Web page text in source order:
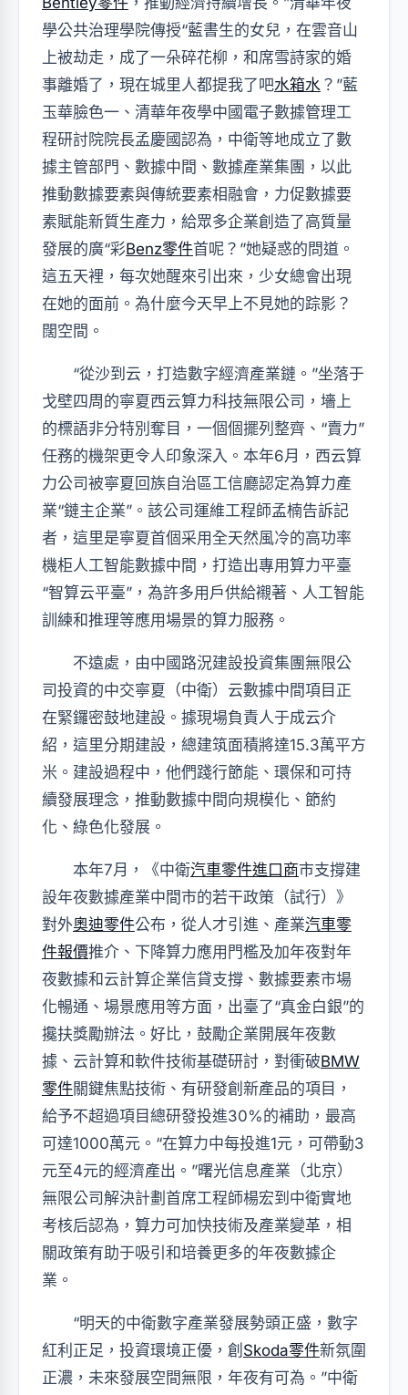
學公共治理學院傳授“藍書生的女兒，在雲音山
上被劫走，成了一朵碎花柳，和席雪詩家的婚
事離婚了，現在城里人都提我了吧水箱水 ？”藍
玉華臉色一、清華年夜學中國電子數據管理工
程研討院院長孟慶國認為，中衛等地成立了數
據主管部門、數據中間、數據產業集團，以此
推動數據要素與傳統要素相融會，力促數據要
素賦能新質生產力，給眾多企業創造了高質量
發展的廣“彩Benz零件首呢？”她疑惑的問道。
這五天裡，每次她醒來引出來，少女總會出現
在她的面前。為什麼今天早上不見她的踪影？
闊空間。
“從沙到云，打造數字經濟產業鏈。”坐落于
戈壁四周的寧夏西云算力科技無限公司，墻上
的標語非分特別奪目，一個個擺列整齊、“賣力”
任務的機架更令人印象深入。本年6月，西云算
力公司被寧夏回族自治區工信廳認定為算力產
業“鏈主企業”。該公司運維工程師孟楠告訴記
者，這里是寧夏首個采用全天然風冷的高功率
機柜人工智能數據中間，打造出專用算力平臺
“智算云平臺”，為許多用戶供給襯著、人工智能
訓練和推理等應用場景的算力服務。
不遠處，由中國路況建設投資集團無限公
司投資的中交寧夏（中衛）云數據中間項目正
在緊鑼密鼓地建設。據現場負責人于成云介
紹，這里分期建設，總建筑面積將達15.3萬平方
米。建設過程中，他們踐行節能、環保和可持
續發展理念，推動數據中間向規模化、節約
化、綠色化發展。
本年7月，《中衛汽車零件進口商市支撐建
設年夜數據產業中間市的若干政策（試行）》
對外奧迪零件公布，從人才引進、產業汽車零
件報價推介、下降算力應用門檻及加年夜對年
夜數據和云計算企業信貸支撐、數據要素市場
化暢通、場景應用等方面，出臺了“真金白銀”的
攙扶獎勵辦法。好比，鼓勵企業開展年夜數
據、云計算和軟件技術基礎研討，對衝破BMW
零件關鍵焦點技術、有研發創新產品的項目，
給予不超過項目總研發投進30%的補助，最高
可達1000萬元。“在算力中每投進1元，可帶動3
元至4元的經濟產出。”曙光信息產業（北京）
無限公司解決計劃首席工程師楊宏到中衛實地
考核后認為，算力可加快技術及產業變革，相
關政策有助于吸引和培養更多的年夜數據企
業。
“明天的中衛數字產業發展勢頭正盛，數字
紅利正足，投資環境正優，創 Skoda零件新氛圍
正濃，未來發展空間無限，年夜有可為。”中衛